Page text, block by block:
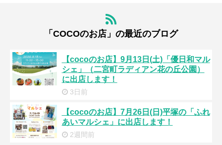
「COCOのお店」の最近のブログ
【cocoのお店】9月13日(土)「優日和マル
シェ」（二宮町ラディアン花の丘公園）
に出店します！
3日前
【cocoのお店】7月26日(日)平塚の「ふれ
あいマルシェ」に出店します！
2週間前